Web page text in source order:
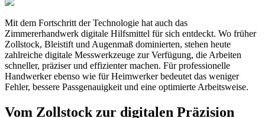
Mit dem Fortschritt der Technologie hat auch das
Zimmererhandwerk digitale Hilfsmittel für sich entdeckt. Wo früher
Zollstock, Bleistift und Augenmaß dominierten, stehen heute
zahlreiche digitale Messwerkzeuge zur Verfügung, die Arbeiten
schneller, präziser und effizienter machen. Für professionelle
Handwerker ebenso wie für Heimwerker bedeutet das weniger
Fehler, bessere Passgenauigkeit und eine optimierte Arbeitsweise.
Vom Zollstock zur digitalen Präzision